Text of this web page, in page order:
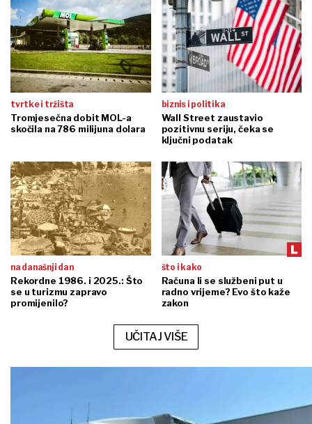
tvrtke i tržišta
Tromjesečna dobit MOL-a
skočila na 786 milijuna dolara
biznis i politika
Wall Street zaustavio
pozitivnu seriju, čeka se
ključni podatak
na današnji dan
Rekordne 1986. i 2025.: Što
se u turizmu zapravo
promijenilo?
što i kako
Računa li se službeni put u
radno vrijeme? Evo što kaže
zakon
UČITAJ VIŠE